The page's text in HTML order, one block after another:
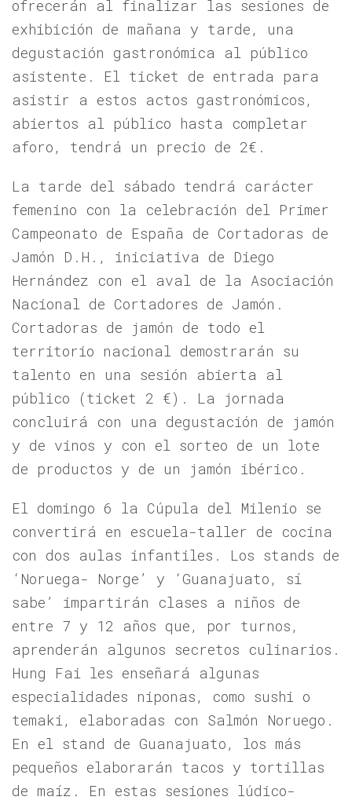
ofrecerán al finalizar las sesiones de
exhibición de mañana y tarde, una
degustación gastronómica al público
asistente. El ticket de entrada para
asistir a estos actos gastronómicos,
abiertos al público hasta completar
aforo, tendrá un precio de 2€.
La tarde del sábado tendrá carácter
femenino con la celebración del Primer
Campeonato de España de Cortadoras de
Jamón D.H., iniciativa de Diego
Hernández con el aval de la Asociación
Nacional de Cortadores de Jamón.
Cortadoras de jamón de todo el
territorio nacional demostrarán su
talento en una sesión abierta al
público (ticket 2 €). La jornada
concluirá con una degustación de jamón
y de vinos y con el sorteo de un lote
de productos y de un jamón ibérico.
El domingo 6 la Cúpula del Milenio se
convertirá en escuela-taller de cocina
con dos aulas infantiles. Los stands de
‘Noruega- Norge’ y ‘Guanajuato, sí
sabe’ impartirán clases a niños de
entre 7 y 12 años que, por turnos,
aprenderán algunos secretos culinarios.
Hung Fai les enseñará algunas
especialidades niponas, como sushi o
temaki, elaboradas con Salmón Noruego.
En el stand de Guanajuato, los más
pequeños elaborarán tacos y tortillas
de maíz. En estas sesiones lúdico-